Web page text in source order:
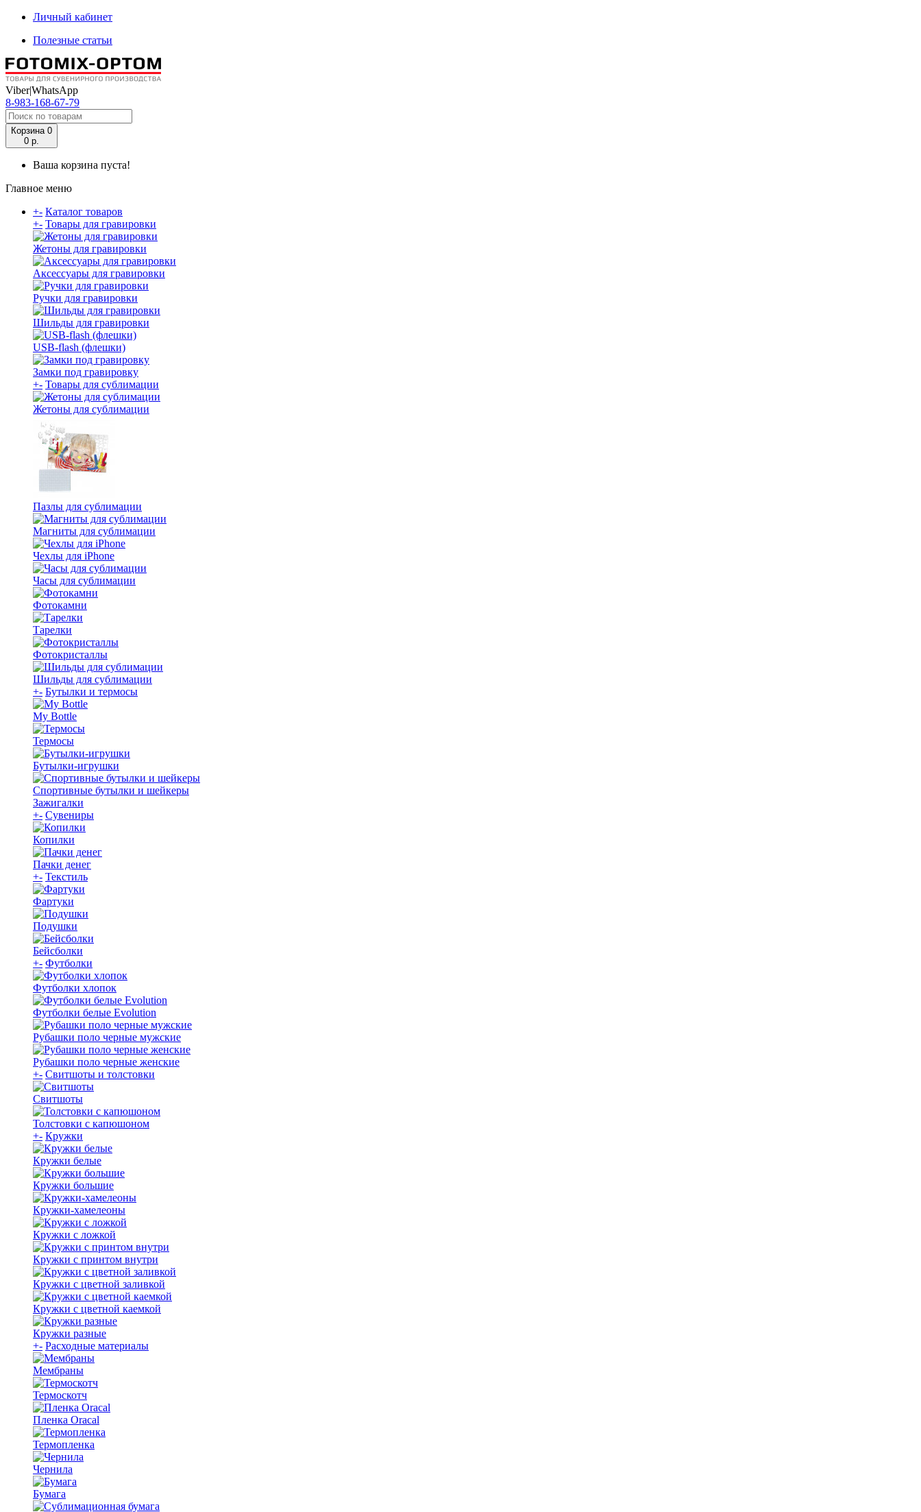
Личный кабинет
Полезные статьи
Viber|WhatsApp
8-983-168-67-79
Корзина 0
0 р.
Ваша корзина пуста!
Главное меню
+- Каталог товаров
+- Товары для гравировки
Жетоны для гравировки
Аксессуары для гравировки
Ручки для гравировки
Шильды для гравировки
USB-flash (флешки)
Замки под гравировку
+- Товары для сублимации
Жетоны для сублимации
Пазлы для сублимации
Магниты для сублимации
Чехлы для iPhone
Часы для сублимации
Фотокамни
Тарелки
Фотокристаллы
Шильды для сублимации
+- Бутылки и термосы
My Bottle
Термосы
Бутылки-игрушки
Спортивные бутылки и шейкеры
Зажигалки
+- Сувениры
Копилки
Пачки денег
+- Текстиль
Фартуки
Подушки
Бейсболки
+- Футболки
Футболки хлопок
Футболки белые Evolution
Рубашки поло черные мужские
Рубашки поло черные женские
+- Свитшоты и толстовки
Свитшоты
Толстовки с капюшоном
+- Кружки
Кружки белые
Кружки большие
Кружки-хамелеоны
Кружки с ложкой
Кружки с принтом внутри
Кружки с цветной заливкой
Кружки с цветной каемкой
Кружки разные
+- Расходные материалы
Мембраны
Термоскотч
Пленка Oracal
Термопленка
Чернила
Бумага